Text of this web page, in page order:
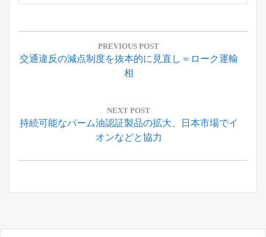
投
ナ
シ
ン
PREVIOUS POST
Previous
交通違反の減点制度を抜本的に見直し＝ローク運輸
相
NEXT POST
Next
持続可能なパーム油認証製品の拡大、日本市場でイ
オンなどと協力